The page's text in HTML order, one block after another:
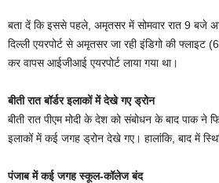
बता दें कि इससे पहले, अमृतसर में सोमवार रात 9
दिल्ली एयरपोर्ट से अमृतसर जा रही इंडिगो की फ्लाइट
कर वापस आईजीआई एयरपोर्ट लाया गया था।
बीती रात बॉर्डर इलाकों में देखे गए ड्रोन
बीती रात पीएम मोदी के देश को संबोधन के बाद पाक ने
इलाकों में कई जगह ड्रोन देखे गए। हालांकि, बाद में
पंजाब में कई जगह स्कूल-कॉलेज बंद